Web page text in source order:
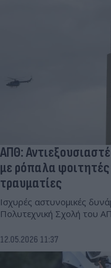
ΑΠΘ:
με ρόπαλα
τραυματίες
Ισχυρές αστυνομικές
Πολυτεχνική Σχολή του
12.05.2026 11:37